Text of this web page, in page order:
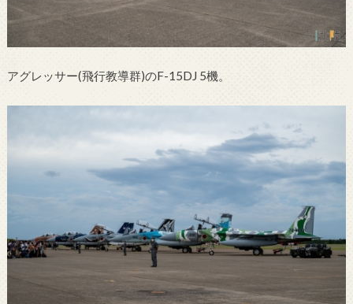
アグレッサー(飛行教導群)のF-15DJ 5機。